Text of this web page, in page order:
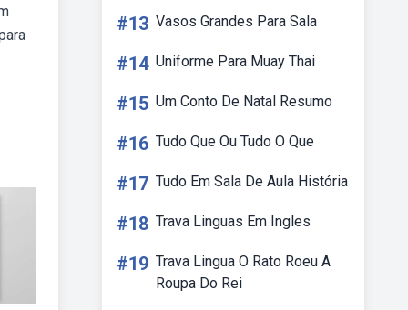
#13 Vasos Grandes Para Sala
#14 Uniforme Para Muay Thai
#15 Um Conto De Natal Resumo
#16 Tudo Que Ou Tudo O Que
#17 Tudo Em Sala De Aula História
#18 Trava Linguas Em Ingles
#19 Trava Lingua O Rato Roeu A
Roupa Do Rei